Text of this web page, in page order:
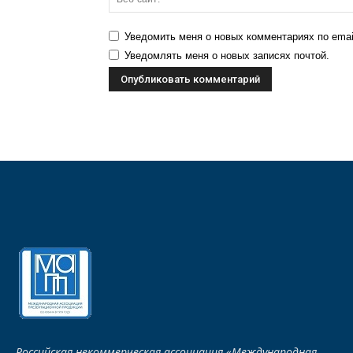
Уведомить меня о новых комментариях по
Уведомлять меня о новых записях почтой.